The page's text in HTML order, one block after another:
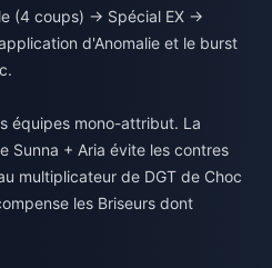
(4 coups) → Spécial EX →
d'Anomalie et le burst
équipes mono-attribut. La
Sunna + Aria évite les contres
multiplicateur de DGT de Choc
les Briseurs dont